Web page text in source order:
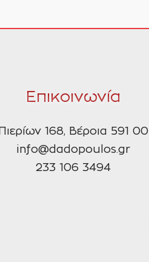
Επικοινωνία
Πιερίων 168, Βέροια 591 00
info@dadopoulos.gr
233 106 3494